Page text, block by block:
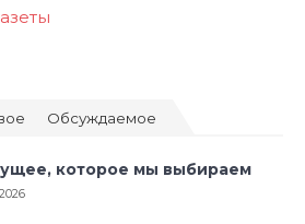
Обсуждаемое
которое мы выбираем